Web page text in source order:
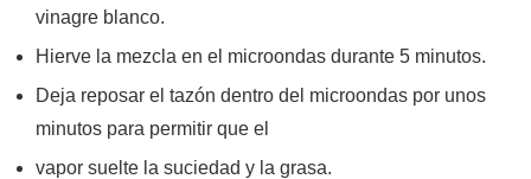
vinagre blanco.
Hierve la mezcla en el microondas durante 5 minutos.
Deja reposar el tazón dentro del microondas por unos
minutos para permitir que el
vapor suelte la suciedad y la grasa.